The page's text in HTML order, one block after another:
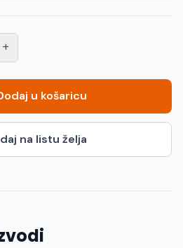
+
u košaricu
na listu želja